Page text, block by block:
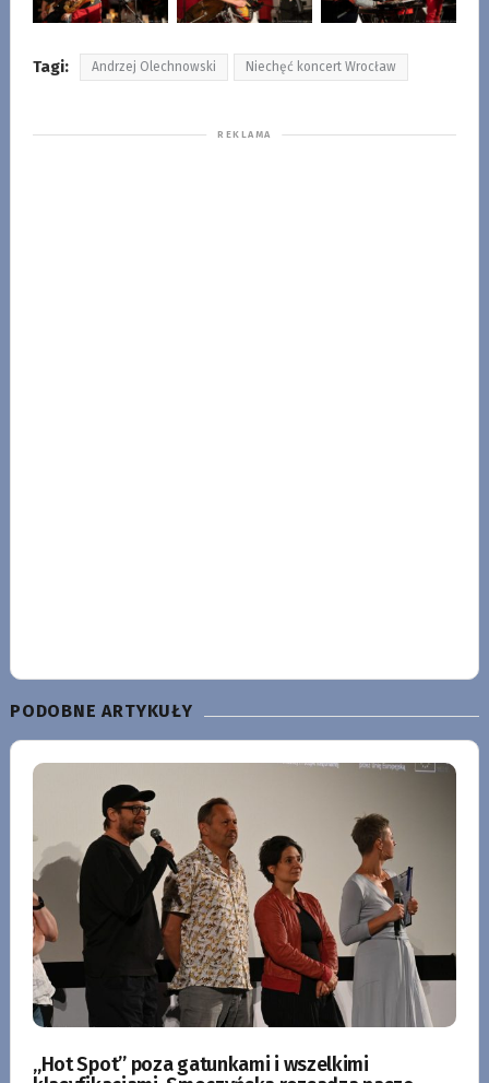
Tagi: Andrzej Olechnowski Niechęć koncert Wrocław
PODOBNE ARTYKUŁY
„Hot Spot” poza gatunkami i wszelkimi